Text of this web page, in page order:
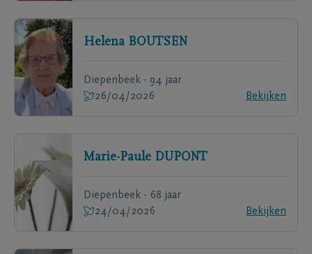
Helena BOUTSEN
Diepenbeek - 94 jaar
26/04/2026
Bekijken
Marie-Paule DUPONT
Diepenbeek - 68 jaar
24/04/2026
Bekijken